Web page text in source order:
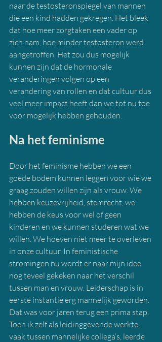
naar de testosteronspiegel van mannen
die een kind hadden gekregen. Het bleek
dat hoe meer zorgtaken een vader op
zich nam, hoe minder testosteron werd
aangetroffen. Het zou dus mogelijk
kunnen zijn dat de hormonale
veranderingen volgen op een
verandering van rollen en dat cultuur dus
veel meer impact heeft dan we tot nu toe
voor mogelijk hebben gehouden.
Na het feminisme
Door het feminisme hebben we een
goede bodem kunnen leggen voor wie we
graag zouden willen zijn als vrouw. We
hebben keuzevrijheid, stemrecht, we
hebben de keus voor wel of geen
kinderen en we kunnen studeren wat we
willen. We hoeven niet meer te overleven
in onze cultuur. In feministische
stromingen nu wordt er naar mijn idee
nog teveel gekeken naar het verschil
tussen man en vrouw. Leiderschap is in
eerste instantie erg mannelijk geworden.
Dat was voor jaren terug een prima stap.
Toen ik zelf als leidinggevende werkte,
vaak tussen mannelijke collega’s, leerde